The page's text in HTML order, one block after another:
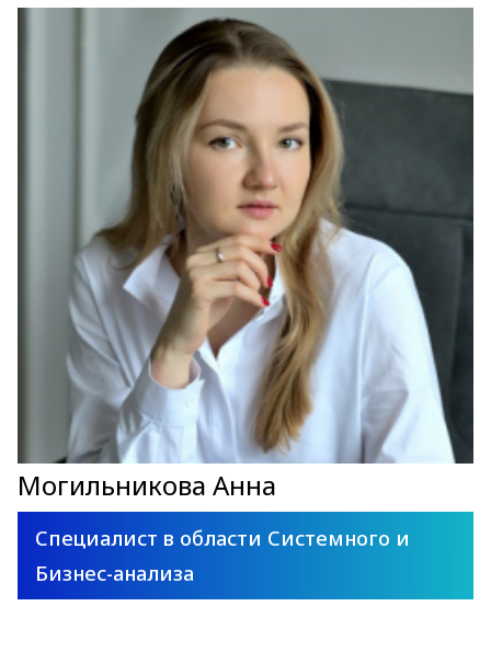
Могильникова Анна
Специалист в области Системного и
Бизнес-анализа